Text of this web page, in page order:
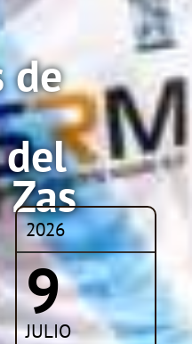
2026
9
JULIO
de